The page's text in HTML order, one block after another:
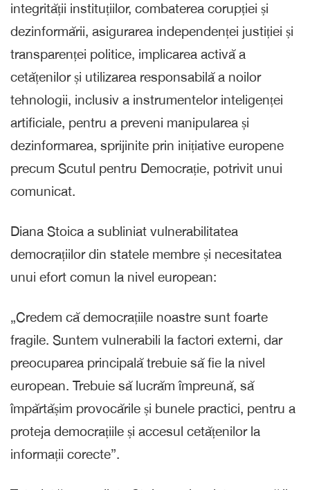
integrității instituțiilor, combaterea corupției și
dezinformării, asigurarea independenței justiției și
transparenței politice, implicarea activă a
cetățenilor și utilizarea responsabilă a noilor
tehnologii, inclusiv a instrumentelor inteligenței
artificiale, pentru a preveni manipularea și
dezinformarea, sprijinite prin inițiative europene
precum Scutul pentru Democrație, potrivit unui
comunicat.
Diana Stoica a subliniat vulnerabilitatea
democrațiilor din statele membre și necesitatea
unui efort comun la nivel european:
„Credem că democrațiile noastre sunt foarte
fragile. Suntem vulnerabili la factori externi, dar
preocuparea principală trebuie să fie la nivel
european. Trebuie să lucrăm împreună, să
împărtășim provocările și bunele practici, pentru a
proteja democrațiile și accesul cetățenilor la
informații corecte”.